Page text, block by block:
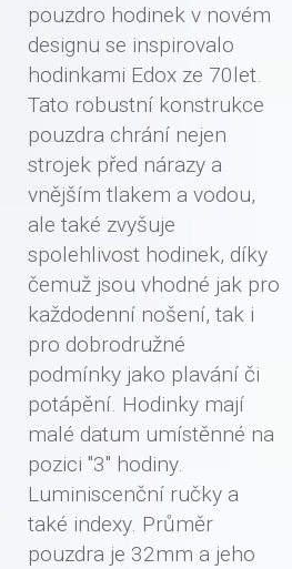
pouzdro hodinek v novém
designu se inspirovalo
hodinkami Edox ze 70let.
Tato robustní konstrukce
pouzdra chrání nejen
strojek před nárazy a
vnějším tlakem a vodou,
ale také zvyšuje
spolehlivost hodinek, díky
čemuž jsou vhodné jak pro
každodenní nošení, tak i
pro dobrodružné
podmínky jako plavání či
potápění. Hodinky mají
malé datum umístěnné na
pozici "3" hodiny.
Luminiscenční ručky a
také indexy. Průměr
pouzdra je 32mm a jeho